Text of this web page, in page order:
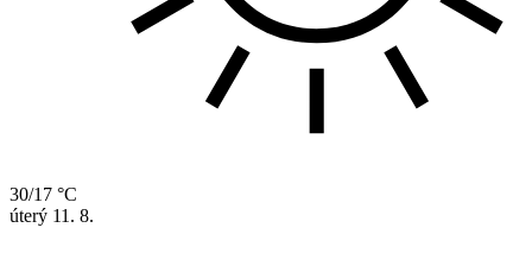
30/17 °C
úterý 11. 8.